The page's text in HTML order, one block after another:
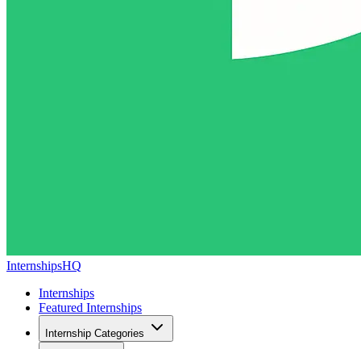
InternshipsHQ
Internships
Featured Internships
Internship Categories